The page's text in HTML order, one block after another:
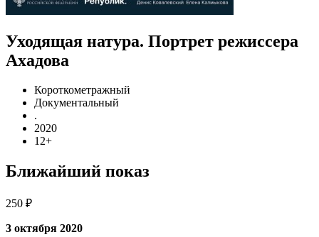
Уходящая натура. Портрет режиссера
Ахадова
Короткометражный
Документальный
.
2020
12+
Ближайший показ
250 ₽
3 октября 2020